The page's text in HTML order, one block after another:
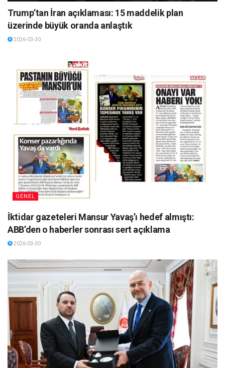
Trump’tan İran açıklaması: 15 maddelik plan
üzerinde büyük oranda anlaştık
2026-03-30
GENEL
İktidar gazeteleri Mansur Yavaş’ı hedef almıştı:
ABB’den o haberler sonrası sert açıklama
2026-03-30